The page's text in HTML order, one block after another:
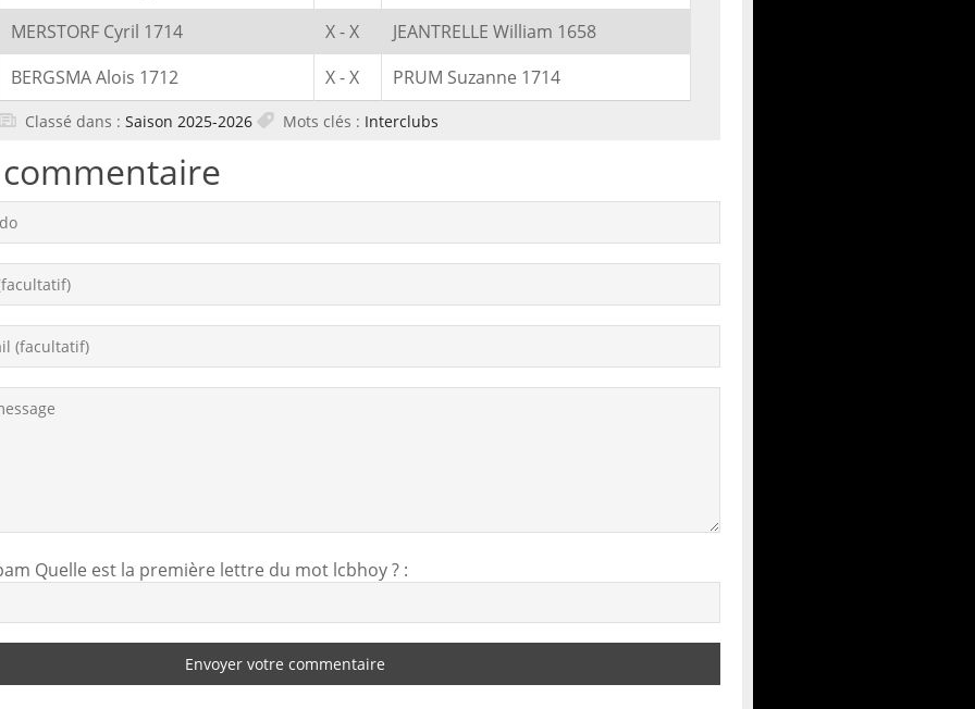
MERSTORF Cyril 1714
X - X
JEANTRELLE William 1658
BERGSMA Alois 1712
X - X PRUM Suzanne 1714
Classé dans : Saison 2025-2026 Mots clés : Interclubs
Quelle est la première lettre du mot lcbhoy? :
Envoyer votre commentaire